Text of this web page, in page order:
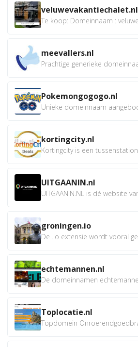
veluwevakantiechalet.nl
meevallers.nl
Pokemongogogo.nl
kortingcity.nl
UITGAANIN.nl
groningen.io
echtemannen.nl
Toplocatie.nl